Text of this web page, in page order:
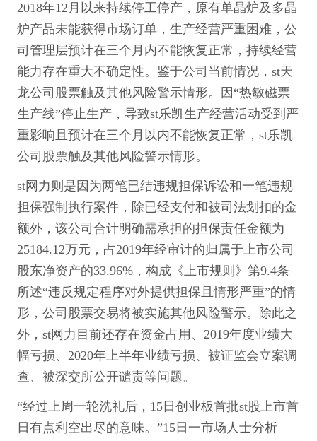
2018年12月以来持续停工停产，原有单晶炉及多晶
炉产品未能获得市场订单，生产经营严重困难，公
司管理层预计在三个月内不能恢复正常，持续经营
能力存在重大不确定性。鉴于公司当前情况，st天
龙公司股票触及其他风险警示情形。因“热敏磁票
生产线”停止生产，导致st乐凯生产经营活动受到严
重影响且预计在三个月以内不能恢复正常，st乐凯
公司股票触及其他风险警示情形。
st网力则是因为两笔已结违规担保诉讼和一笔违规
担保强制执行案件，除已经支付和被司法划扣的金
额外，该公司合计明确需承担的担保责任金额为
25184.12万元，占2019年经审计的归属于上市公司
股东净资产的33.96%，构成《上市规则》第9.4条
所述“违反规定程序对外提供担保且情形严重”的情
形，公司股票交易将被实施其他风险警示。除此之
外，st网力目前还存在资金占用、2019年度业绩大
幅亏损、2020年上半年业绩亏损、被证监会立案调
查、被深交所公开谴责等问题。
“经过上周一轮洗礼后，15日创业板首批st股上市首
日有点利空出尽的意味。”15日一市场人士分析